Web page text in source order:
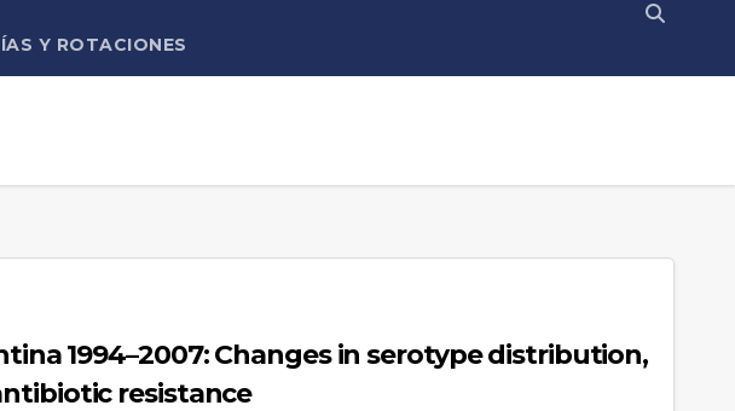
Y ROTACIONES
1994–2007: Changes in serotype distribution,
resistance